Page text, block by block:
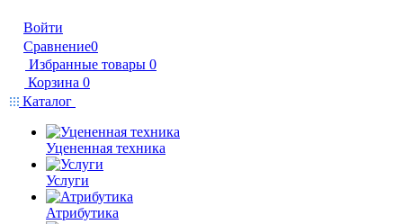
Войти
Сравнение0
Избранные товары 0
Корзина 0
Каталог
Уцененная техника
Услуги
Атрибутика